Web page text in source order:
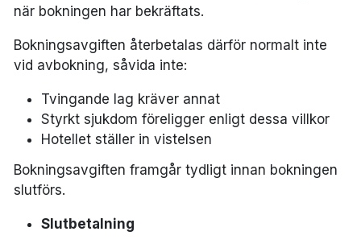
när bokningen har bekräftats.
Bokningsavgiften återbetalas därför normalt inte
vid avbokning, såvida inte:
Tvingande lag kräver annat
Styrkt sjukdom föreligger enligt dessa villkor
Hotellet ställer in vistelsen
Bokningsavgiften framgår tydligt innan bokningen
slutförs.
Slutbetalning